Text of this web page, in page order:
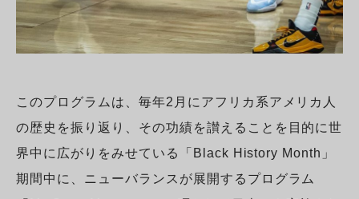
このプログラムは、毎年2月にアフリカ系アメリカ人
の歴史を振り返り、その功績を讃えることを目的に世
界中に広がりをみせている「Black History Month」
期間中に、ニューバランスが展開するプログラム